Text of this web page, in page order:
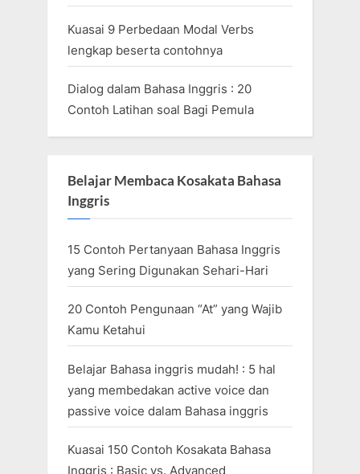
Kuasai 9 Perbedaan Modal Verbs
lengkap beserta contohnya
Dialog dalam Bahasa Inggris : 20
Contoh Latihan soal Bagi Pemula
Belajar Membaca Kosakata Bahasa
Inggris
15 Contoh Pertanyaan Bahasa Inggris
yang Sering Digunakan Sehari-Hari
20 Contoh Pengunaan “At” yang Wajib
Kamu Ketahui
Belajar Bahasa inggris mudah! : 5 hal
yang membedakan active voice dan
passive voice dalam Bahasa inggris
Kuasai 150 Contoh Kosakata Bahasa
Inggris : Basic vs. Advanced